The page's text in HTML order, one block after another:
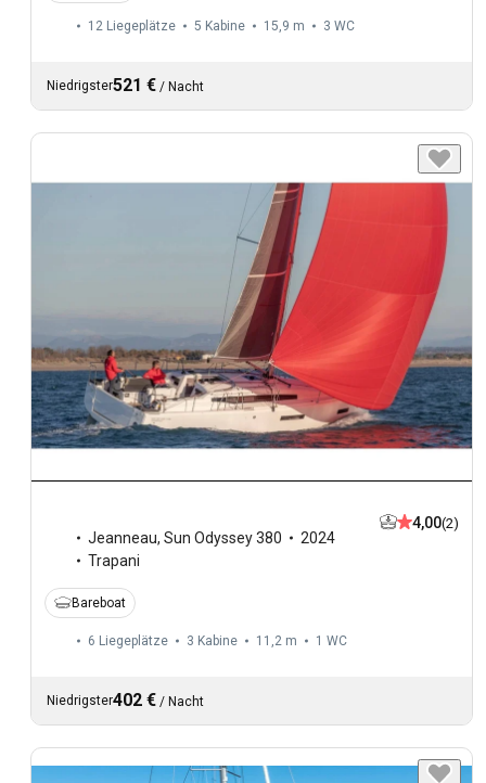
12 Liegeplätze 5 Kabine 15,9 m 3 WC
Niedrigster521 € / Nacht
Jeanneau, Sun Odyssey 380
2024
Trapani
4,00(2)
Bareboat
6 Liegeplätze 3 Kabine 11,2 m 1 WC
Niedrigster402 € / Nacht